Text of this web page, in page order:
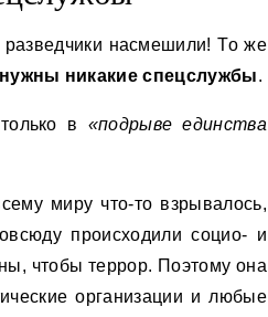
насмешили! То же
никакие спецслужбы.
в «подрыве единства
миру что-то взрывалось,
происходили социо- и
чтобы террор. Поэтому она
организации и любые